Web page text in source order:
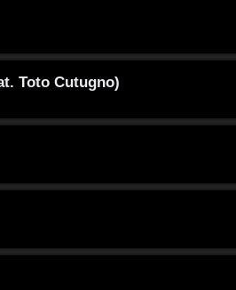
Toto Cutugno)